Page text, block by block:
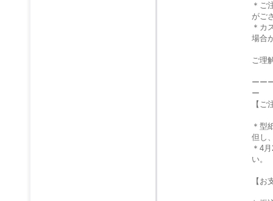
＊ご
がご
＊カ
場合
ご理
ーー
ー
【
＊型
但し
＊4
い。
【